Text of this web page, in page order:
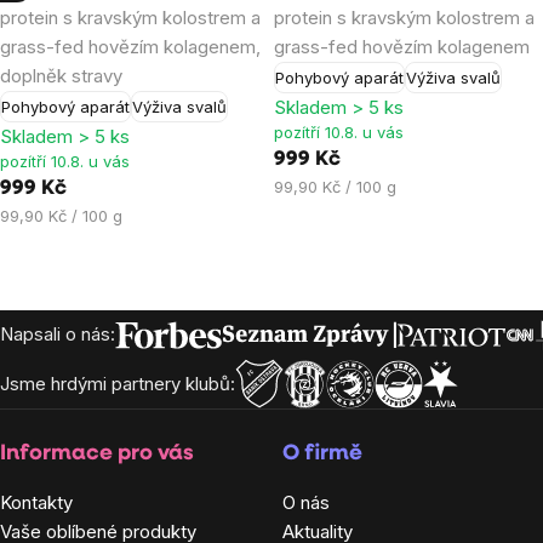
protein s kravským kolostrem a
grass-fed hovězím kolagenem,
doplněk stravy
Pohybový aparátVýživa svalů
4,8
z
5
hvězdiček.
Skladem > 5 ks
pozítří 10.8. u vás
999 Kč
Měrná
99,90 Kč / 100 g
protein s kravským kolostrem a
grass-fed hovězím kolagenem
Pohybový aparátVýživa svalů
4,6
z
5
hvězdiček.
Skladem > 5 ks
pozítří 10.8. u vás
999 Kč
Měrná
99,90 Kč / 100 g
Zápatí
Napsali o nás:
Jsme hrdými partnery klubů:
Informace pro vás
Kontakty
Vaše oblíbené produkty
O firmě
O nás
Aktuality